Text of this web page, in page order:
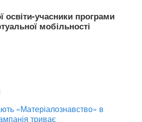
освіти-учасники програми
мобільності
«Матеріалознавство» в
триває